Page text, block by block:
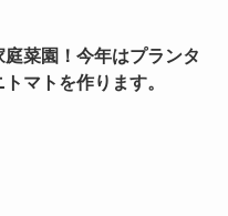
庭菜園！今年はプランタ
マトを作ります。